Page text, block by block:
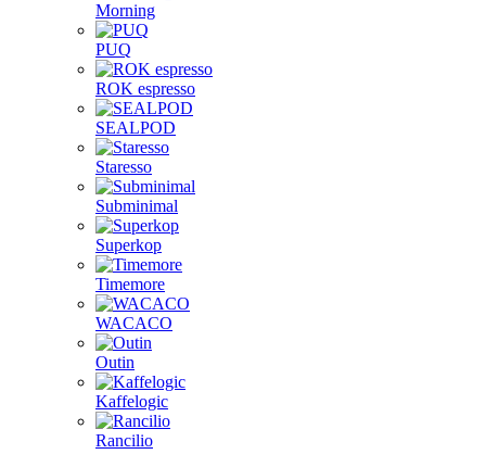
Morning
PUQ
ROK espresso
SEALPOD
Staresso
Subminimal
Superkop
Timemore
WACACO
Outin
Kaffelogic
Rancilio